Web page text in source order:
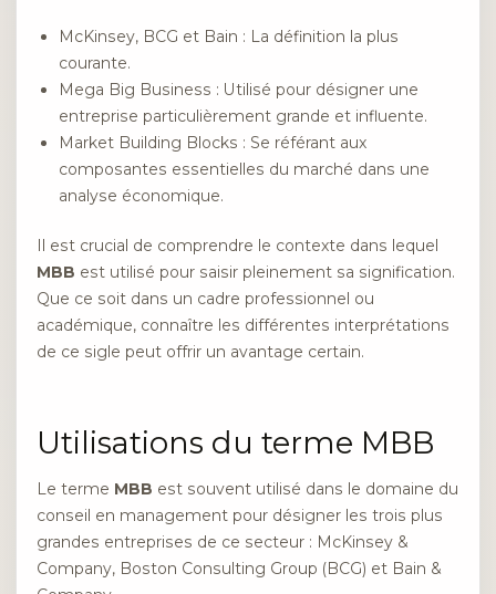
McKinsey, BCG et Bain : La définition la plus
courante.
Mega Big Business : Utilisé pour désigner une
entreprise particulièrement grande et influente.
Market Building Blocks : Se référant aux
composantes essentielles du marché dans une
analyse économique.
Il est crucial de comprendre le contexte dans lequel
MBB est utilisé pour saisir pleinement sa signification.
Que ce soit dans un cadre professionnel ou
académique, connaître les différentes interprétations
de ce sigle peut offrir un avantage certain.
Utilisations du terme MBB
Le terme MBB est souvent utilisé dans le domaine du
conseil en management pour désigner les trois plus
grandes entreprises de ce secteur : McKinsey &
Company, Boston Consulting Group (BCG) et Bain &